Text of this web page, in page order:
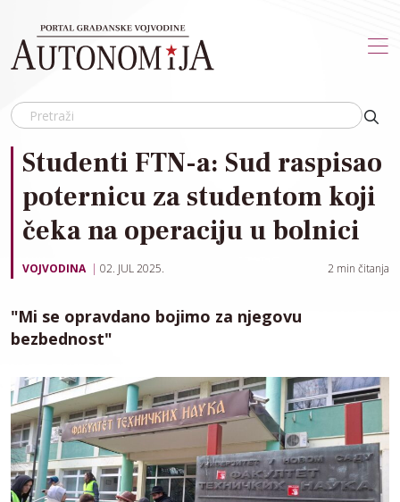
Studenti FTN-a: Sud raspisao
poternicu za studentom koji
čeka na operaciju u bolnici
VOJVODINA 02. JUL 2025. 2 min čitanja
"Mi se opravdano bojimo za njegovu
bezbednost"